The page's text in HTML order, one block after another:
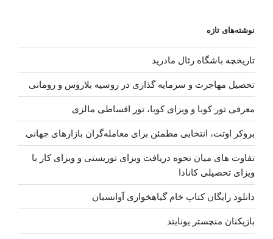
نوشته‌های تازه
تاریخچه باشگاه رئال مادرید
تحصیل مهاجرت و سرمایه گذاری در روسیه بلاروس و رومانی
معرفی تور کوبا و ویزای کوبا، تور اقساطی مالزی
بروکر اوتت، انتخابی مطمئن برای معامله‌گران بازارهای جهانی
تفاوت های میان نحوه دریافت ویزای توریستی و ویزای کار با
ویزای تحصیلی کانادا
دانلود رایگان کتاب خام گیاهخواری آوانسیان
بازیکنان منچستر یونایتد